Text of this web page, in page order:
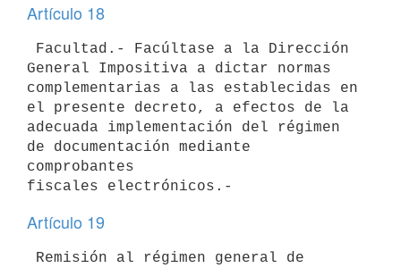
Artículo 18
General Impositiva a dictar normas
complementarias a las establecidas en
el presente decreto, a efectos de la
adecuada implementación del régimen
de documentación mediante
comprobantes
Artículo 19